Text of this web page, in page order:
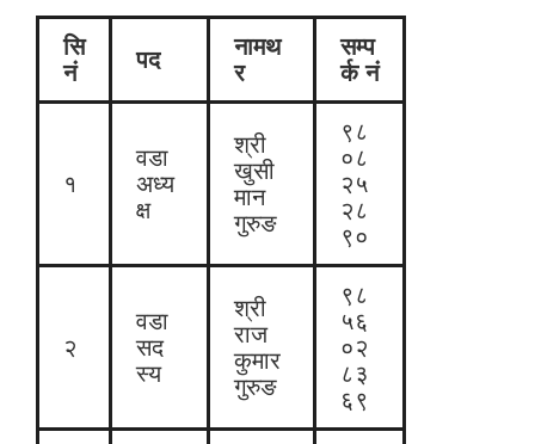
सि
नं
पद
नामथ
र
सम्प
र्क नं
१
वडा
अध्य
क्ष
श्री
खुसी
मान
गुरुङ
९८
०८
२५
२८
९०
२
वडा
सद
स्य
श्री
राज
कुमार
गुरुङ
९८
५६
०२
८३
६९